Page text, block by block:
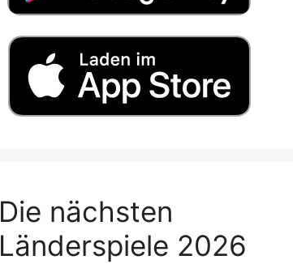
Die nächsten
Länderspiele 2026